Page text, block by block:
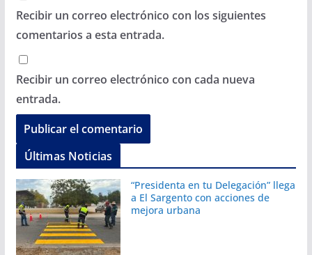
Recibir un correo electrónico con los siguientes
comentarios a esta entrada.
Recibir un correo electrónico con cada nueva
entrada.
Últimas Noticias
“Presidenta en tu Delegación” llega
a El Sargento con acciones de
mejora urbana